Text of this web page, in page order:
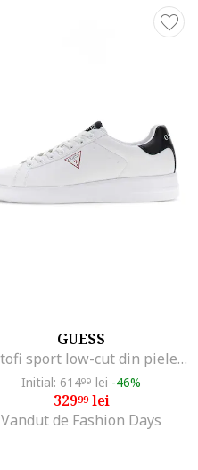
GUESS
Pantofi sport low-cut din piele ecologica, Alb optic
Initial: 61499 lei -46%
32999lei
Vandut de Fashion Days